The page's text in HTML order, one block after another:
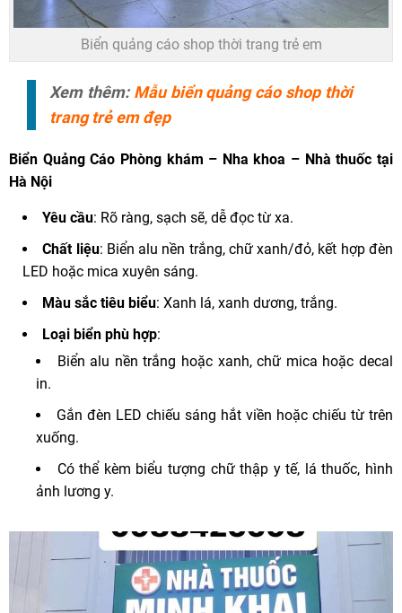
Biển quảng cáo shop thời trang trẻ em
Xem thêm: Mẫu biển quảng cáo shop thời
trang trẻ em đẹp
Biển Quảng Cáo Phòng khám – Nha khoa – Nhà thuốc tại
Hà Nội
Yêu cầu: Rõ ràng, sạch sẽ, dễ đọc từ xa.
Chất liệu: Biển alu nền trắng, chữ xanh/đỏ, kết hợp đèn
LED hoặc mica xuyên sáng.
Màu sắc tiêu biểu: Xanh lá, xanh dương, trắng.
Loại biển phù hợp:
Biển alu nền trắng hoặc xanh, chữ mica hoặc decal
in.
Gắn đèn LED chiếu sáng hắt viền hoặc chiếu từ trên
xuống.
Có thể kèm biểu tượng chữ thập y tế, lá thuốc, hình
ảnh lương y.